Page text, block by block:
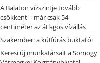
A Balaton vízszintje tovább
csökkent – már csak 54
centiméter az átlagos vízállás
Szakember: a kútfúrás buktatói
Keresi új munkatársait a Somogy